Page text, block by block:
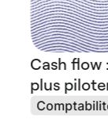
Cash
plus